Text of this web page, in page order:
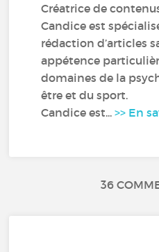
Créatrice de
Candice est
rédaction d’articles
appétence
domaines de la
être et du sport.
Candice est...>> En
36